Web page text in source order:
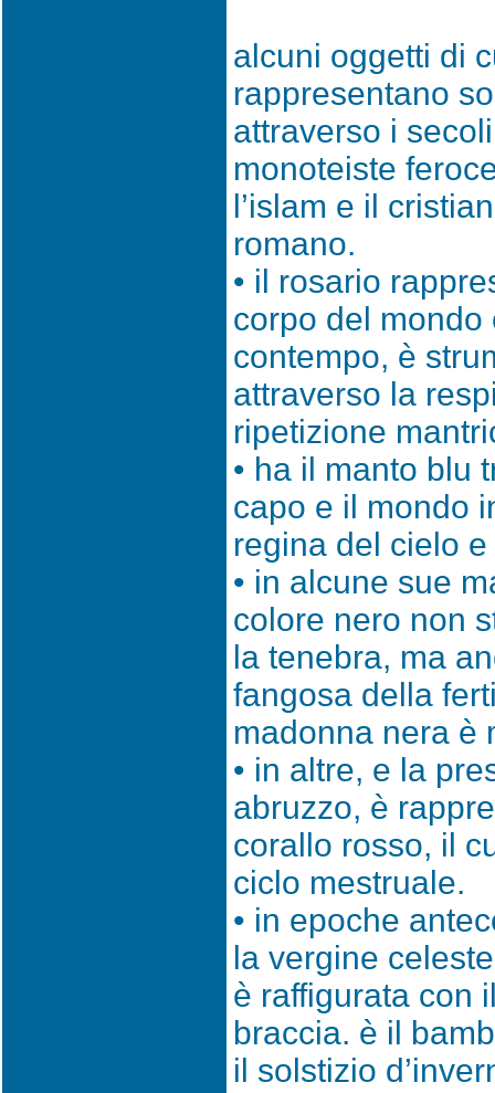
alcuni oggetti di
rappresentano
attraverso i
monoteiste
l’islam e il
romano.
• il rosario
corpo del
contempo, è
attraverso la
ripetizione
• ha il manto blu
capo e il mondo
regina del cielo
• in alcune sue
colore nero non
la tenebra, ma
fangosa della
madonna nera è
• in altre, e la
abruzzo, è
corallo rosso, il
ciclo mestruale.
• in epoche
la vergine
è raffigurata con
braccia. è il
il solstizio